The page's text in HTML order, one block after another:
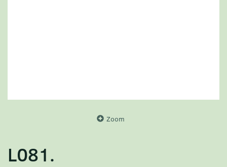
Zoom
L081.